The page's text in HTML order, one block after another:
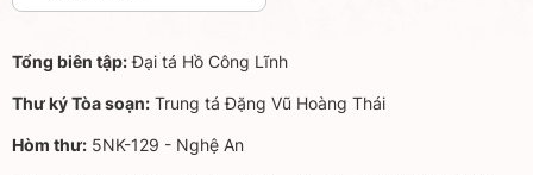
Tổng biên tập:Đại tá Hồ Công Lĩnh
Thư ký Tòa soạn: Trung tá Đặng Vũ Hoàng Thái
Hòm thư: 5NK-129 - Nghệ An